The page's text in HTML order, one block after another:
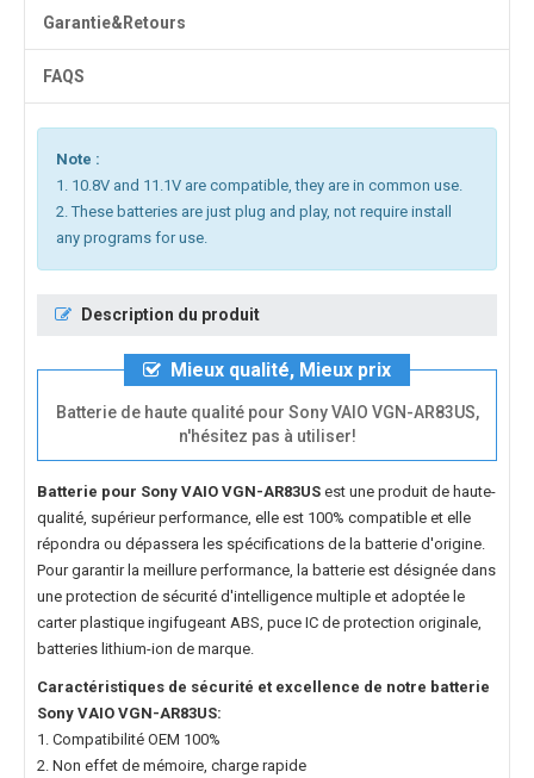
Garantie&Retours
FAQS
Note :
1. 10.8V and 11.1V are compatible, they are in common use.
2. These batteries are just plug and play, not require install
any programs for use.
Description du produit
Mieux qualité, Mieux prix
Batterie de haute qualité pour Sony VAIO VGN-AR83US,
n'hésitez pas à utiliser!
Batterie pour Sony VAIO VGN-AR83US est une produit de haute-
qualité, supérieur performance, elle est 100% compatible et elle
répondra ou dépassera les spécifications de la batterie d'origine.
Pour garantir la meillure performance, la batterie est désignée dans
une protection de sécurité d'intelligence multiple et adoptée le
carter plastique ingifugeant ABS, puce IC de protection originale,
batteries lithium-ion de marque.
Caractéristiques de sécurité et excellence de notre batterie
Sony VAIO VGN-AR83US:
1. Compatibilité OEM 100%
2. Non effet de mémoire, charge rapide